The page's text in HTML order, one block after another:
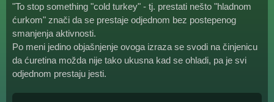
"To stop something "cold turkey" - tj. prestati nešto "hladnom
ćurkom" znači da se prestaje odjednom bez postepenog
smanjenja aktivnosti.
Po meni jedino objašnjenje ovoga izraza se svodi na činjenicu
da ćuretina možda nije tako ukusna kad se ohladi, pa je svi
odjednom prestaju jesti.